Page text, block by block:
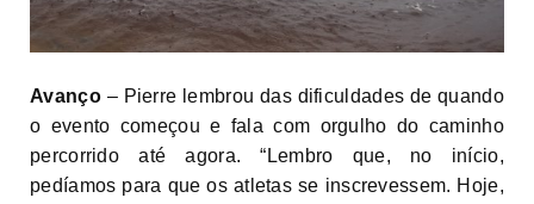
Avanço– Pierre lembrou das dificuldades de quando
o evento começou e fala com orgulho do caminho
percorrido até agora. “Lembro que, no início,
pedíamos para que os atletas se inscrevessem. Hoje,